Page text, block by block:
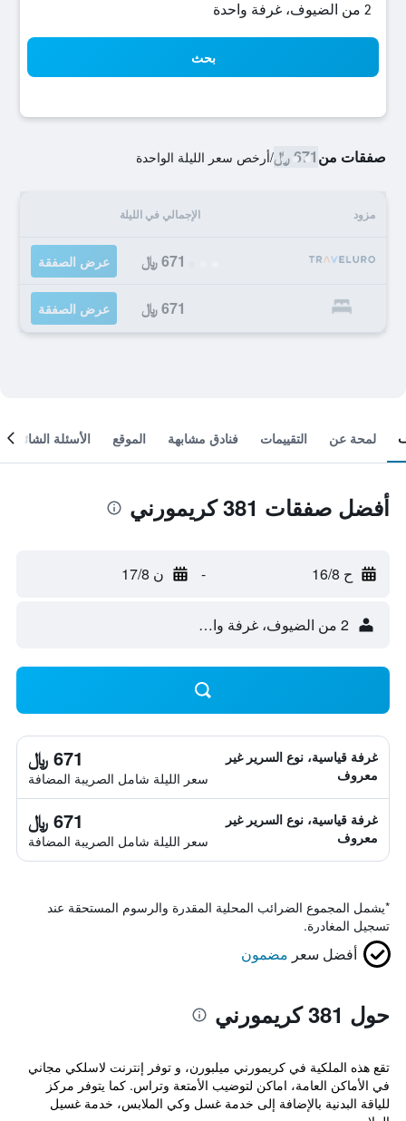
2 من الضيوف، غرفة واحدة
بحث
صفقات من671 ﷼ /أرخص سعر الليلة الواحدة
مزود الإجمالي في الليلة
671 ﷼ عرض الصفقة
671 ﷼ عرض الصفقة
لمحة عن التقييمات فنادق مشابهة الموقع الأسئلة الشائعة
أفضل صفقات 381 كريمورني
ح 16/8 - ن 17/8
2 من الضيوف، غرفة واحدة
غرفة قياسية، نوع السرير غير
معروف
671 ﷼
سعر الليلة شامل الصريبة المضافة
غرفة قياسية، نوع السرير غير
معروف
671 ﷼
سعر الليلة شامل الصريبة المضافة
*يشمل المجموع الضرائب المحلية المقدرة والرسوم المستحقة عند
تسجيل المغادرة.
أفضل سعر مضمون
حول 381 كريمورني
تقع هذه الملكية في كريمورني ميلبورن، و توفر إنترنت لاسلكي مجاني
في الأماكن العامة، اماكن لتوضيب الأمتعة وتراس. كما يتوفر مركز
للياقة البدنية بالإضافة إلى خدمة غسل وكي الملابس، خدمة غسيل